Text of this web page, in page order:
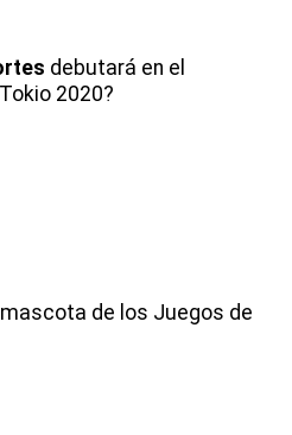
debutará en el
2020?
de los Juegos de